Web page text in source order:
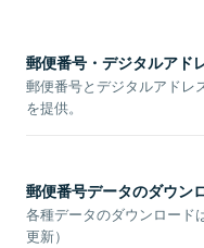
郵便番号・デジタルアド
郵便番号とデジタルアドレ
を提供。
郵便番号データのダウン
各種データのダウンロード
更新）